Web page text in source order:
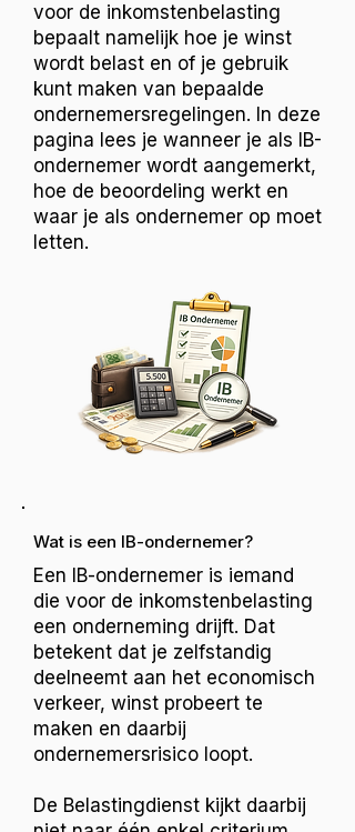
voor de inkomstenbelasting
bepaalt namelijk hoe je winst
wordt belast en of je gebruik
kunt maken van bepaalde
ondernemersregelingen. In deze
pagina lees je wanneer je als IB-
ondernemer wordt aangemerkt,
hoe de beoordeling werkt en
waar je als ondernemer op moet
letten.
Wat is een IB-ondernemer?
Een IB-ondernemer is iemand
die voor de inkomstenbelasting
een onderneming drijft. Dat
betekent dat je zelfstandig
deelneemt aan het economisch
verkeer, winst probeert te
maken en daarbij
ondernemersrisico loopt.
De Belastingdienst kijkt daarbij